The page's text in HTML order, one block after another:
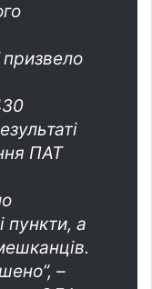
призвело
ПАТ
пункти, а
–